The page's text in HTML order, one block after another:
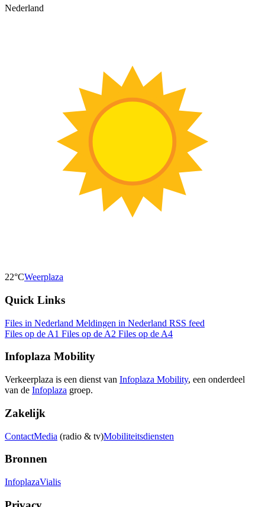
Nederland
22°CWeerplaza
Quick Links
Files in Nederland Meldingen in Nederland RSS feed
Files op de A1 Files op de A2 Files op de A4
Infoplaza Mobility
Verkeerplaza is een dienst van Infoplaza Mobility, een onderdeel
van de Infoplaza groep.
Zakelijk
ContactMedia (radio & tv)Mobiliteitsdiensten
Bronnen
InfoplazaVialis